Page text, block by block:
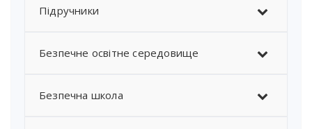
Підручники
Безпечне освітне середовище
Безпечна школа